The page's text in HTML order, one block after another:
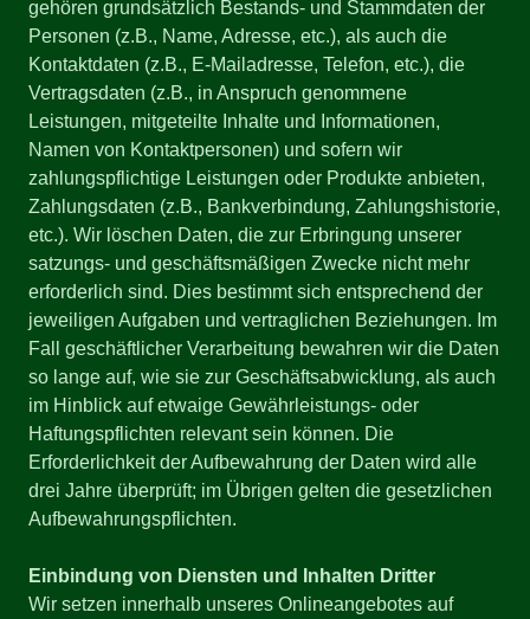
gehören grundsätzlich Bestands- und Stammdaten der
Personen (z.B., Name, Adresse, etc.), als auch die
Kontaktdaten (z.B., E-Mailadresse, Telefon, etc.), die
Vertragsdaten (z.B., in Anspruch genommene
Leistungen, mitgeteilte Inhalte und Informationen,
Namen von Kontaktpersonen) und sofern wir
zahlungspflichtige Leistungen oder Produkte anbieten,
Zahlungsdaten (z.B., Bankverbindung, Zahlungshistorie,
etc.). Wir löschen Daten, die zur Erbringung unserer
satzungs- und geschäftsmäßigen Zwecke nicht mehr
erforderlich sind. Dies bestimmt sich entsprechend der
jeweiligen Aufgaben und vertraglichen Beziehungen. Im
Fall geschäftlicher Verarbeitung bewahren wir die Daten
so lange auf, wie sie zur Geschäftsabwicklung, als auch
im Hinblick auf etwaige Gewährleistungs- oder
Haftungspflichten relevant sein können. Die
Erforderlichkeit der Aufbewahrung der Daten wird alle
drei Jahre überprüft; im Übrigen gelten die gesetzlichen
Aufbewahrungspflichten.
Einbindung von Diensten und Inhalten Dritter
Wir setzen innerhalb unseres Onlineangebotes auf